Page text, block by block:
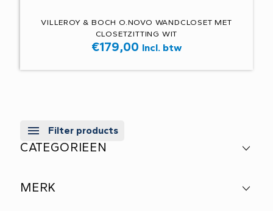
VILLEROY & BOCH O.NOVO WANDCLOSET MET
CLOSETZITTING WIT
€179,00 Incl. btw
Filter products
CATEGORIEEN
MERK